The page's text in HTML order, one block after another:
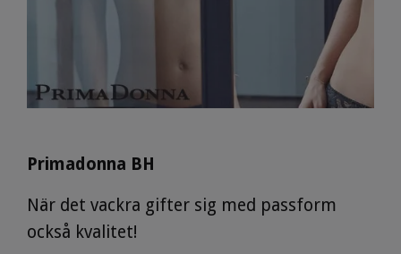
Primadonna BH
När det vackra gifter sig med passform
också kvalitet!